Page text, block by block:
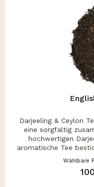
Darjeeling & Ceylon
eine sorgfältig
hochwertigen
aromatische Tee
Wählbare